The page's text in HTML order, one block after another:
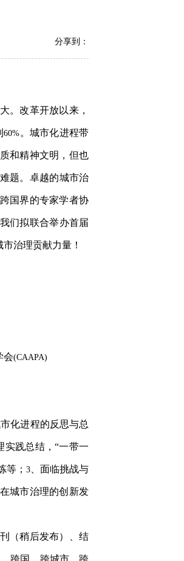
分享到：
。改革开放以来，
60% 。城市化进程带
和精神文明， 但也
题。 卓越的城市治
国界的专家学者协
们拟联合举办首届
治理贡献力量！
会(CAAPA)
化进程的反思与总
实践总结，“一带一
等； 3 、面临挑战与
城市治理的创新发
（稍后发布）、结
跨国、跨城市、跨